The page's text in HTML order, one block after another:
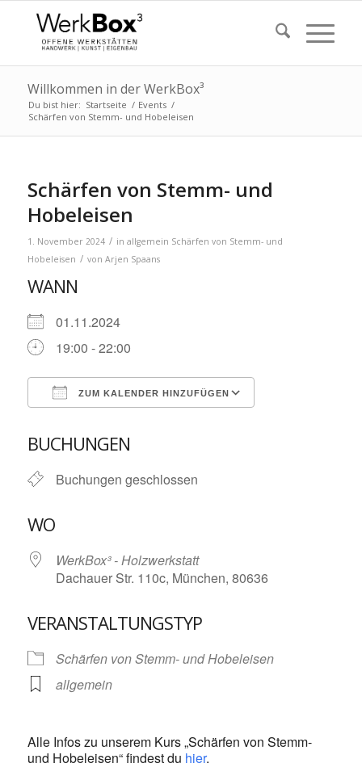
Willkommen in der WerkBox³
Du bist hier: Startseite / Events /
Schärfen von Stemm- und Hobeleisen
Schärfen von Stemm- und
Hobeleisen
1. November 2024 / in allgemein Schärfen von Stemm- und
Hobeleisen / von Arjen Spaans
WANN
01.11.2024
19:00 - 22:00
ZUM KALENDER HINZUFÜGEN
BUCHUNGEN
Buchungen geschlossen
WO
WerkBox³ - Holzwerkstatt
Dachauer Str. 110c, München, 80636
VERANSTALTUNGSTYP
Schärfen von Stemm- und Hobeleisen
allgemein
Alle Infos zu unserem Kurs „Schärfen von Stemm-
und Hobeleisen“ findest du hier.